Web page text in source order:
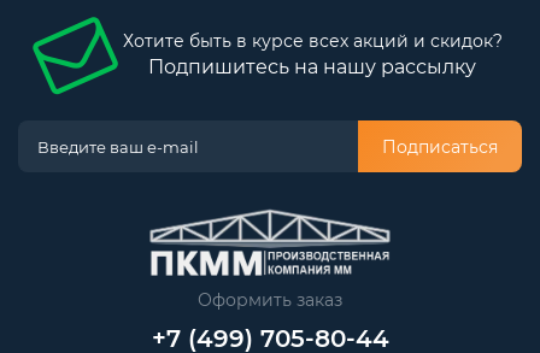
Хотите быть в курсе всех акций и скидок?
Подпишитесь на нашу рассылку
Подписаться
Оформить заказ
+7 (499) 705-80-44